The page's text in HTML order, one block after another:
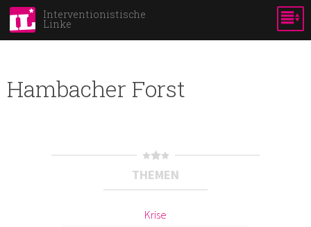
Skip to
content
Interventionistische
Linke
Hambacher Forst
THEMEN
Krise